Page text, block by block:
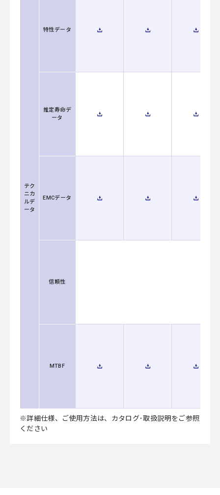
テク
ニカ
ルデ
ータ
特性データ
推定寿命デ
ータ
EMCデータ
信頼性
MTBF
※詳細仕様、ご使用方法は、カタログ･取扱説明をご参照
ください